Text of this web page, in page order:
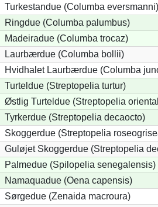
Turkestandue (Columba eversmanni)
Ringdue (Columba palumbus)
Madeiradue (Columba trocaz)
Laurbærdue (Columba bollii)
Hvidhalet Laurbærdue (Columba
Turteldue (Streptopelia turtur)
Østlig Turteldue (Streptopelia
Tyrkerdue (Streptopelia decaocto)
Skoggerdue (Streptopelia
Guløjet Skoggerdue (Streptopelia
Palmedue (Spilopelia senegalensis)
Namaquadue (Oena capensis)
Sørgedue (Zenaida macroura)